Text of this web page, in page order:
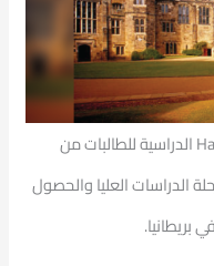
Hatfield Lioness الدراسية للطالبات من
الدراسات العليا والحصول